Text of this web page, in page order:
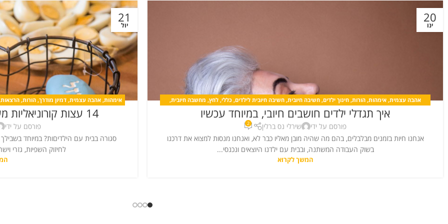
20
ינו
אהבה עצמית, אימהות, הורות, חינוך ילדים, חשיבה חיובית, חשיבה חיובית לילדים, כללי, לחץ, מחשבה חיובית,
מערכות יחסים קורונה
איך תגדלי ילדים חושבים חיובי, במיוחד עכשיו
פורסם על ידי שירלי נס ברלין 2
אנחנו חיות בזמנים מבלבלים, בהם מה שהיה מובן מאליו כבר לא, ואנחנו מנסות למצוא את דרכנו
בשוק העבודה המשתנה, ובבית עם ילדנו היוצאים ונכנסי...
המשך לקרוא
21
יול
אימהות, אהבה עצמית, דמיון מודרך, הורות, הרצאות,
לחץ,מדיטציה,מחשבה חיובית, 14 עצות קורוניאליות מעשיות של החשיבה החיובית
פורסם על ידי
לחיזוק השפיות, גזרי וישר למקרר: 1.